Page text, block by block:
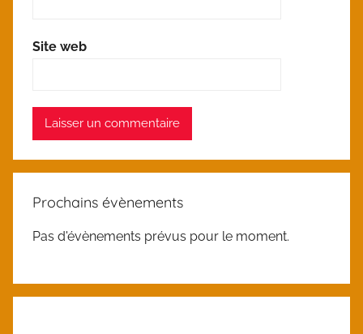
Site web
Prochains évènements
Pas d'évènements prévus pour le moment.